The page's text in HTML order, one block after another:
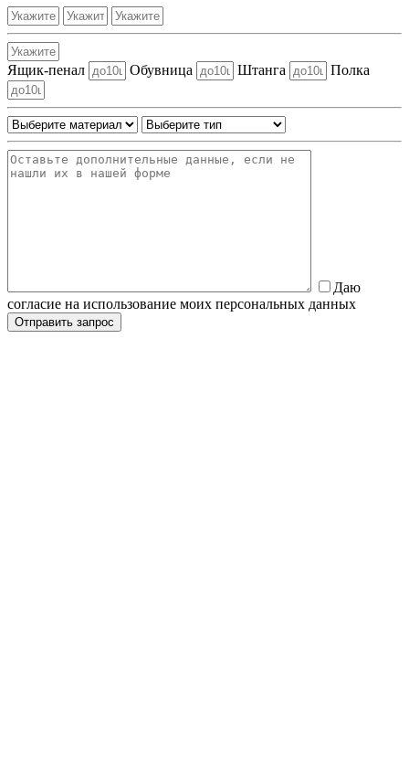
Ящик-пенал Обувница Штанга Полка
Даю
согласие на использование моих персональных данных